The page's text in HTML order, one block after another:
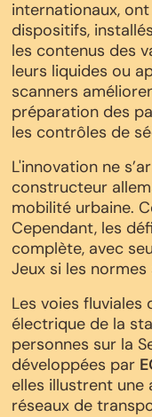
internationaux,
dispositifs,
les contenus des
leurs liquides ou
scanners
préparation des
les contrôles de
L'innovation ne
constructeur
mobilité urbaine.
Cependant, les
complète, avec
Jeux si les
Les voies fluviales
électrique de la
personnes sur la
développées par
elles illustrent
réseaux de